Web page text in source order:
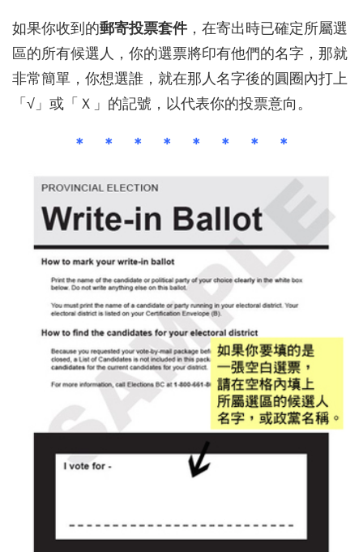
如果你收到的郵寄投票套件 ，在寄出時已確定所屬選
區的所有候選人，你的選票將印有他們的名字，那就
非常簡單，你想選誰，就在那人名字後的圓圈內打上
「√」或「Ｘ」的記號，以代表你的投票意向。
＊ ＊ ＊ ＊ ＊ ＊ ＊ ＊